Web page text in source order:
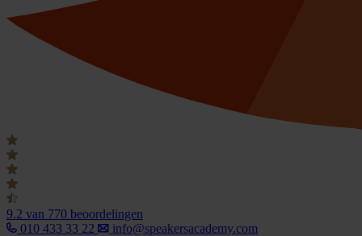
9.2 van 770 beoordelingen
010 433 33 22
info@speakersacademy.com